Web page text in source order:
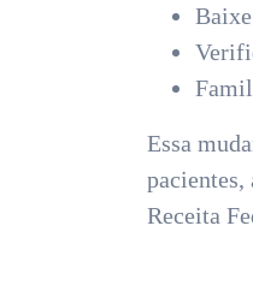
Essa
pacientes,
Receita